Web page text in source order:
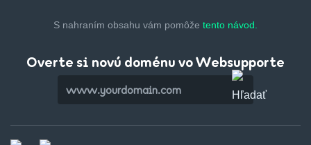
S nahraním obsahu vám pomôže tento návod.
Overte si novú doménu vo Websupporte